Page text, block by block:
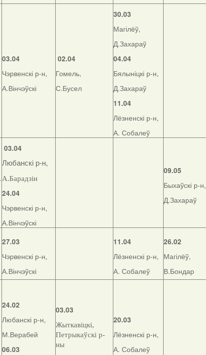
03.04
Чэрвенскі р-н,
А.Вінчэўскі
02.04
Гомель,
С.Бусел
30.03
Магілёў,
Д.Захараў
04.04
Бялыніцкі р-н,
Д.Захараў
11.04
Лёзненскі р-н,
А. Собалеў
03.04
Любанскі р-н,
А.Барадзін
24.04
Чэрвенскі р-н,
А.Вінчэўскі
09.05
Быхаўскі р-н,
Д.Захараў
27.03
Чэрвенскі р-н,
А.Вінчэўскі
11.04
Лёзненскі р-н,
А. Собалеў
26.02
Магілёў,
В.Бондар
24.02
Любанскі р-н,
М.Верабей
06.03
03.03
Жыткавіцкі,
Петрыкаўскі р-
ны
20.03
Лёзненскі р-н,
А. Собалеў